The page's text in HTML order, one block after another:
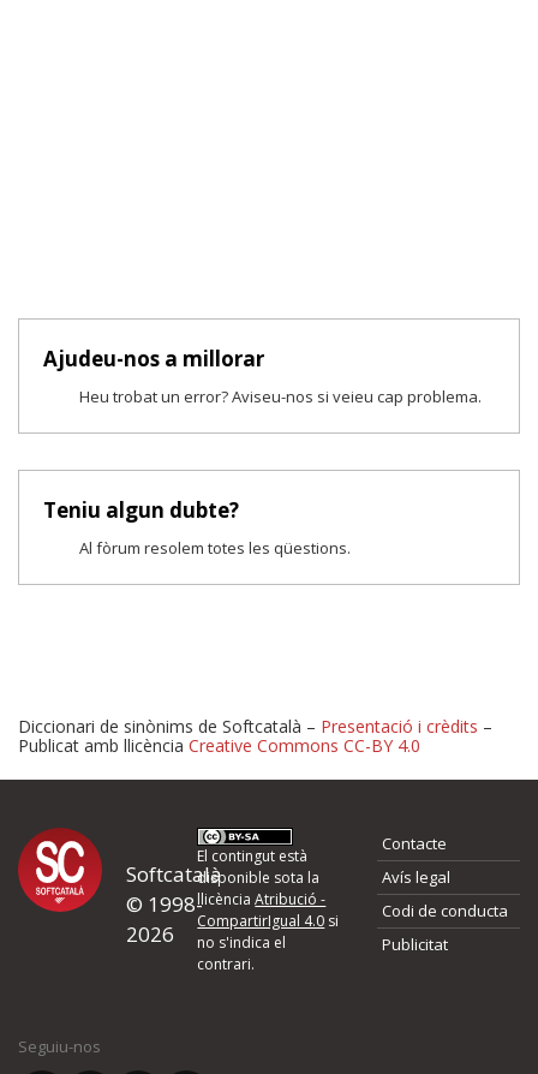
Ajudeu-nos a millorar
Heu trobat un error? Aviseu-nos si veieu cap problema.
Teniu algun dubte?
Al fòrum resolem totes les qüestions.
Proposeu-nos millores o
d'errors
Si heu trobat un error o voleu proposar alguna millora, ompliu els
quina és la millora que proposeu o l'error del qual voleu informar-
Diccionari de sinònims de Softcatalà – Presentació i crèdits –
Publicat amb llicència Creative Commons CC-BY 4.0
Softcatalà
© 1998-
2026
El contingut està
disponible sota la
llicènciaAtribució -
CompartirIgual 4.0 si
no s'indica el
contrari.
Contacte
Avís legal
Codi de conducta
Publicitat
Seguiu-nos